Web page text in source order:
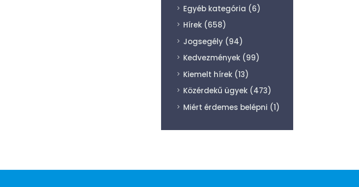
Egyéb kategória (6)
Hírek(658)
Jogsegély(94)
Kedvezmények(99)
Kiemelt hírek(13)
Közérdekű ügyek(473)
Miért érdemes belépni (1)